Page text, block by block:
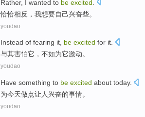
Rather, wanted to be excited
恰恰相反 ， 我想要自己兴奋些。
youdao
Instead of fearing it, be excited for it.
与其害怕它 ，不如为它激动。
youdao
Have something to be excited about today.
为今天做点让人 兴奋的事情。
youdao